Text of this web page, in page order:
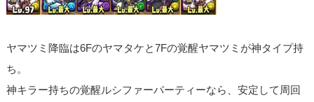
ヤマツミ降臨は6Fのヤマタケと7Fの覚醒ヤマツミが神タイプ持
ち。
神キラー持ちの覚醒ルシファーパーティーなら、安定して周回